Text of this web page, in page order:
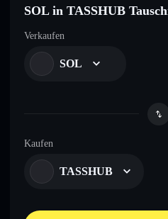
SOL in TASSHUB
Verkaufen
SOL
Kaufen
TASSHUB